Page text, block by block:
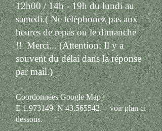
12h00 / 14h - 19h du lundi au
samedi.( Ne téléphonez pas aux
heures de repas ou le dimanche
!! Merci... (Attention: Il y a
souvent du délai dans la réponse
par mail.)
Coordonnées Google Map :
E 1.973149 N 43.565542. voir plan ci
dessous.